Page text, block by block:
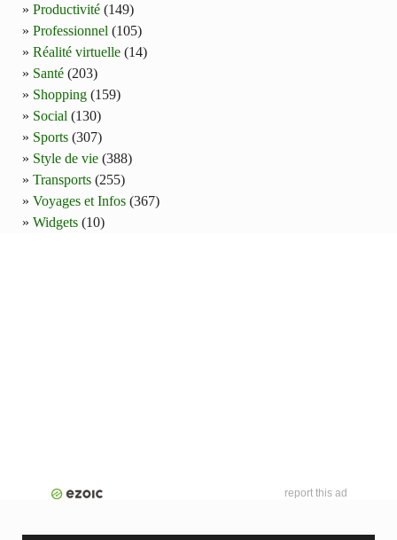
Productivité (149)
Professionnel (105)
Réalité virtuelle (14)
Santé (203)
Shopping (159)
Social (130)
Sports (307)
Style de vie (388)
Transports (255)
Voyages et Infos (367)
Widgets (10)
report this ad